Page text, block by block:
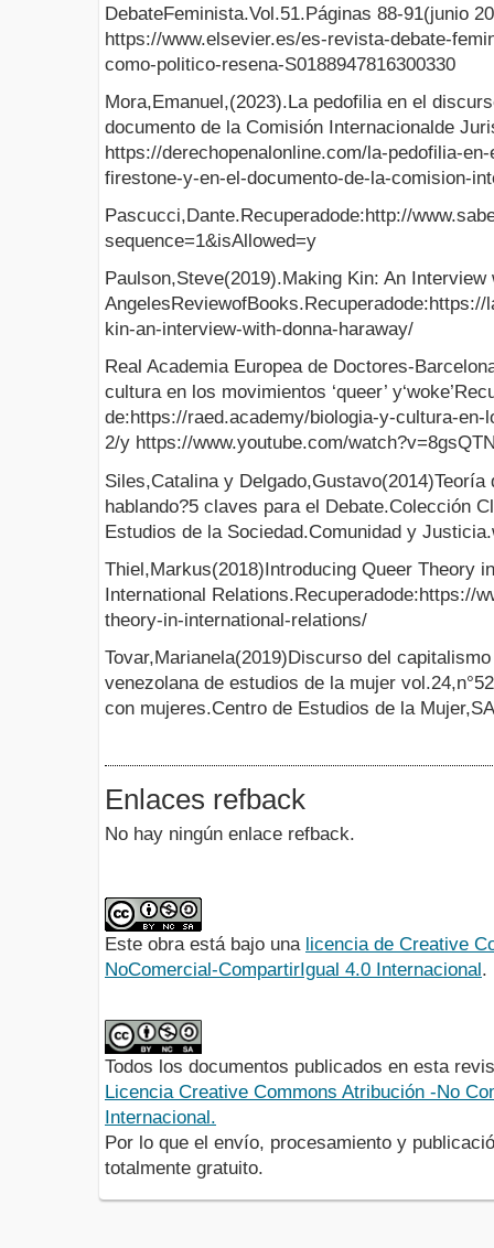
DebateFeminista.Vol.51.Páginas 88-91(junio
https://www.elsevier.es/es-revista-debate-
como-politico-resena-S0188947816300330
Mora,Emanuel,(2023).La pedofilia en el
documento de la Comisión Internacionalde
https://derechopenalonline.com/la-pedofilia-
firestone-y-en-el-documento-de-la-comision-
Pascucci,Dante.Recuperadode:http://
sequence=1&isAllowed=y
Paulson,Steve(2019).Making Kin: An
kin-an-interview-with-donna-haraway/
Real Academia Europea de Doctores-
cultura en los movimientos ‘queer’
de:https://raed.academy/biologia-y-cultura-
2/y https://www.youtube.com/
Siles,Catalina y
hablando?5 claves para el Debate.Colección
Estudios de la Sociedad.Comunidad y
Thiel,Markus(2018)Introducing Queer Theory
International Relations.Recuperadode:https://
theory-in-international-relations/
Tovar,Marianela(2019)Discurso del
venezolana de estudios de la mujer
con mujeres.Centro de Estudios de la
Enlaces refback
No hay ningún enlace refback.
Este obra está bajo una licencia de Creative
NoComercial-CompartirIgual 4.0 Internacional .
Todos los documentos publicados en esta
Licencia Creative Commons Atribución -No
Internacional.
Por lo que el envío, procesamiento y
totalmente gratuito.